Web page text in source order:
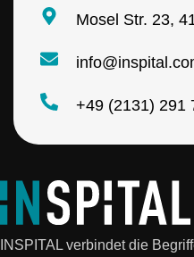
N
a
e
Mosel Str. 23,
+49 (2131) 291
INSPITAL verbindet die